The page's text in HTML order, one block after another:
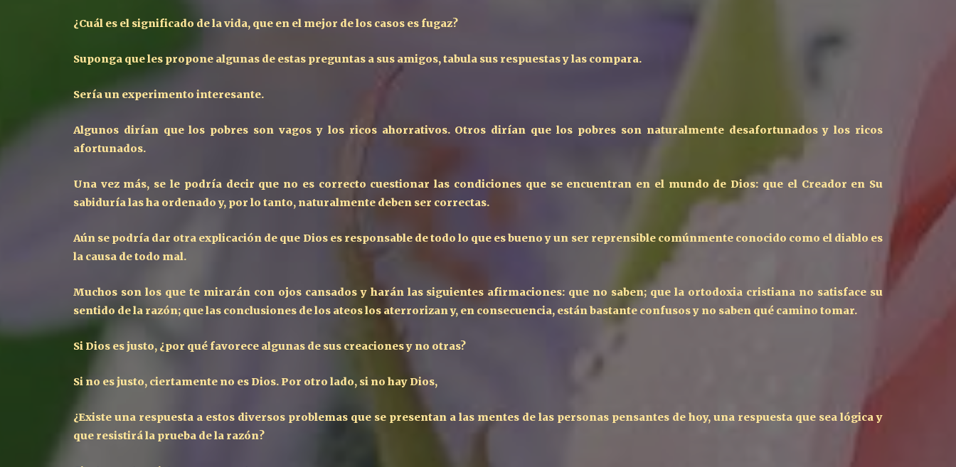
¿Cuál es el significado de la vida, que en el mejor de los casos es fugaz?
Suponga que les propone algunas de estas preguntas a sus amigos, tabula sus respuestas y las compara.
Sería un experimento interesante.
Algunos dirían que los pobres son vagos y los ricos ahorrativos. Otros dirían que los pobres son naturalmente desafortunados y los ricos
afortunados.
Una vez más, se le podría decir que no es correcto cuestionar las condiciones que se encuentran en el mundo de Dios: que el Creador en Su
sabiduría las ha ordenado y, por lo tanto, naturalmente deben ser correctas.
Aún se podría dar otra explicación de que Dios es responsable de todo lo que es bueno y un ser reprensible comúnmente conocido como el diablo es
la causa de todo mal.
Muchos son los que te mirarán con ojos cansados ​​y harán las siguientes afirmaciones: que no saben; que la ortodoxia cristiana no satisface su
sentido de la razón; que las conclusiones de los ateos los aterrorizan y, en consecuencia, están bastante confusos y no saben qué camino tomar.
Si Dios es justo, ¿por qué favorece algunas de sus creaciones y no otras?
Si no es justo, ciertamente no es Dios. Por otro lado, si no hay Dios,
¿Existe una respuesta a estos diversos problemas que se presentan a las mentes de las personas pensantes de hoy, una respuesta que sea lógica y
que resistirá la prueba de la razón?